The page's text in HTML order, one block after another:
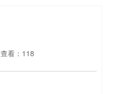
查看：118